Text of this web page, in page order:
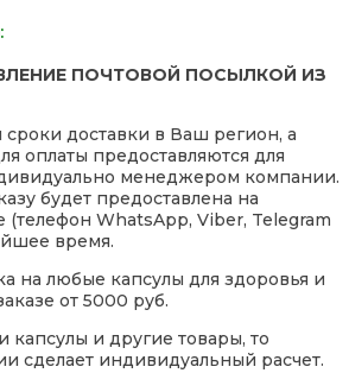
ПОЧТОВОЙ ПОСЫЛКОЙ ИЗ
сроки доставки в Ваш регион, а
оплаты предоставляются для
менеджером компании.
будет предоставлена на
(телефон WhatsApp, Viber, Telegram
время.
на любые капсулы для здоровья и
от 5000 руб.
капсулы и другие товары, то
сделает индивидуальный расчет.